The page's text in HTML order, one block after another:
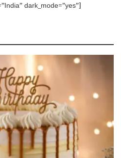
dark_mode=”yes”]